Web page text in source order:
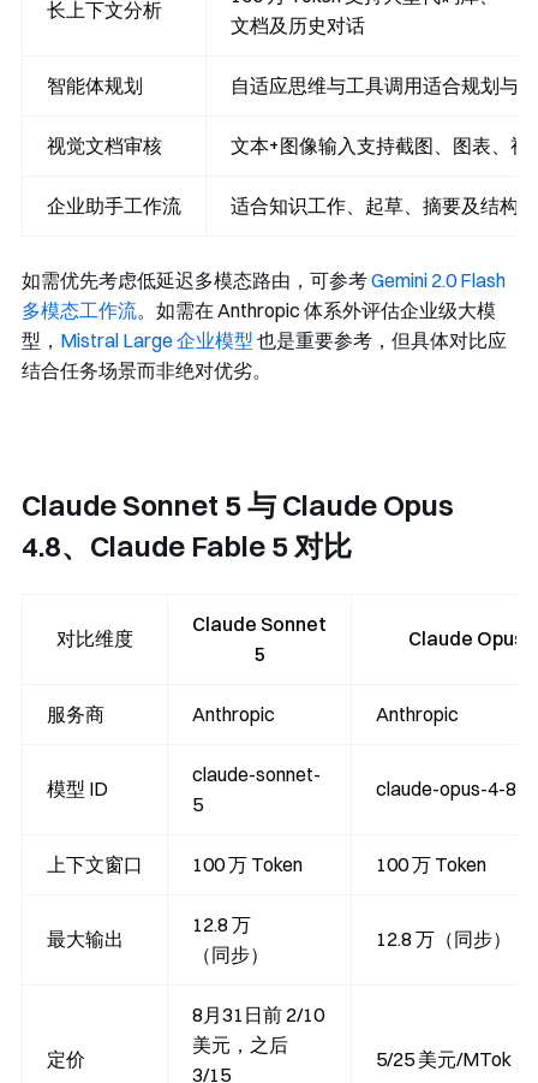
长上下文分析
文档及历史对话
智能体规划 自适应思维与工具调用适合规划与
视觉文档审核 文本+图像输入支持截图、图表、视
企业助手工作流 适合知识工作、起草、摘要及结构
如需优先考虑低延迟多模态路由，可参考Gemini 2.0 Flash
多模态工作流。如需在 Anthropic 体系外评估企业级大模
型， Mistral Large 企业模型 也是重要参考，但具体对比应
结合任务场景而非绝对优劣。
Claude Sonnet 5 与 Claude Opus
4.8、Claude Fable 5 对比
对比维度
Claude Sonnet
5
Claude Opus
服务商 Anthropic Anthropic
模型 ID
claude-sonnet-
5
claude-opus-4-8
上下文窗口 100 万 Token 100 万 Token
最大输出
12.8 万
（同步）
12.8 万（同步）
定价
8月31日前 2/10
美元，之后
3/15
5/25 美元/MTok